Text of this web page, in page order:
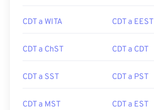
CDT a WITA CDT a EEST
CDT a ChST CDT a CDT
CDT a SST CDT a PST
CDT a MST CDT a EST